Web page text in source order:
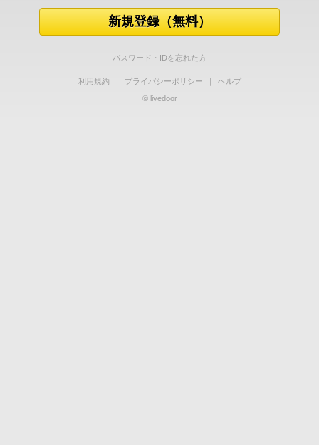
新規登録（無料）
パスワード・IDを忘れた方
利用規約 ｜ プライバシーポリシー ｜
ヘルプ
© livedoor